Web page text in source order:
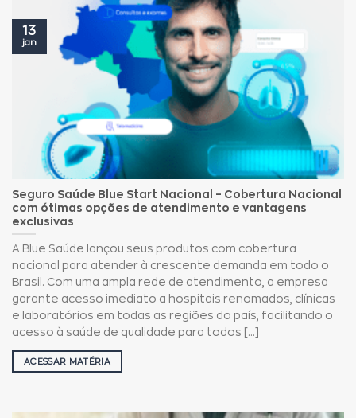
Seguro Saúde Blue Start Nacional – Cobertura Nacional
com ótimas opções de atendimento e vantagens
exclusivas
A Blue Saúde lançou seus produtos com cobertura
nacional para atender à crescente demanda em todo o
Brasil. Com uma ampla rede de atendimento, a empresa
garante acesso imediato a hospitais renomados, clínicas
e laboratórios em todas as regiões do país, facilitando o
acesso à saúde de qualidade para todos [...]
ACESSAR MATÉRIA
13
jan